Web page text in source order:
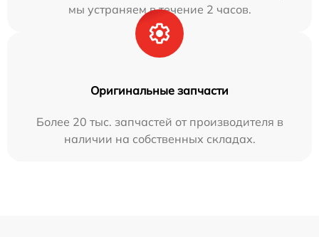
мы устраняем в течение 2 часов.
Оригинальные запчасти
Более 20 тыс. запчастей от производителя в
наличии на собственных складах.